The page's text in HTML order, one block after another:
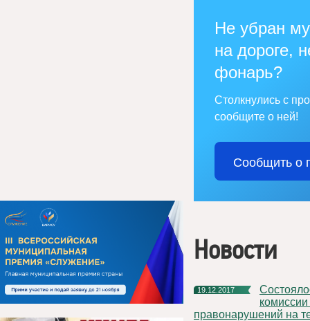
Не убран
на дороге,
фонарь?
Столкнулись с
сообщите о ней!
Сообщить о
Новости
19.12.2017
Состоялось очередное заседание межведомственной
правонарушений на